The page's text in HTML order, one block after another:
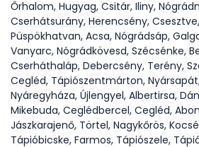
Őrhalom, Hugyag, Csitár, Iliny,
Cserhátsurány, Herencsény,
Püspökhatvan, Acsa, Nógrádsáp,
Vanyarc, Nógrádkövesd, Szécsénke,
Cserháthaláp, Debercsény, Terény,
Cegléd, Tápiószentmárton,
Nyáregyháza, Újlengyel, Albertirsa,
Mikebuda, Ceglédbercel, Cegléd,
Jászkarajenő, Törtel, Nagykőrös,
Tápióbicske, Farmos, Tápiószele,